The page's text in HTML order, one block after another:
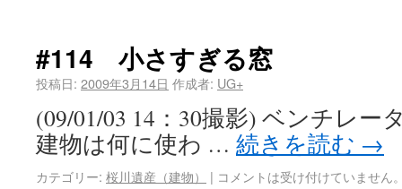
#114 小さすぎる窓
投稿日: 2009年3月14日 作成者: UG+
(09/01/03 14：30撮影) ベンチレー
建物は何に使わ … 続きを読む →
カテゴリー: 桜川遺産（建物） | コメントは受け付けていません